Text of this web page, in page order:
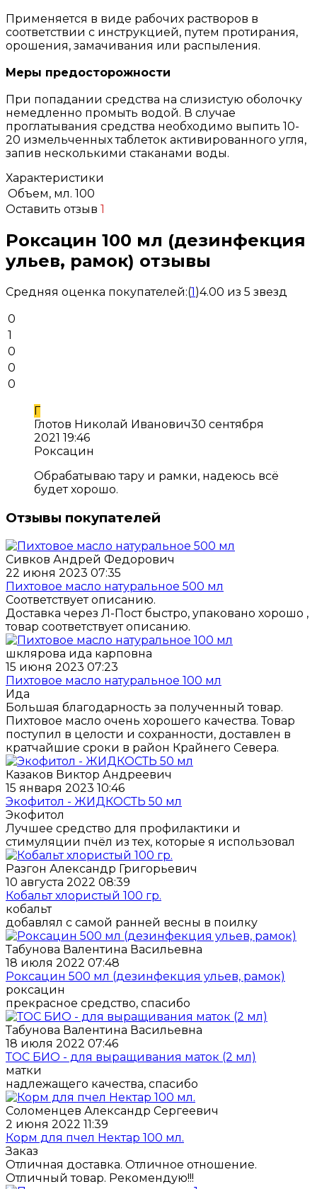
Применяется в виде рабочих растворов в
соответствии с инструкцией, путем протирания,
орошения, замачивания или распыления.
Меры предосторожности
При попадании средства на слизистую оболочку
немедленно промыть водой. В случае
проглатывания средства необходимо выпить 10-
20 измельченных таблеток активированного угля,
запив несколькими стаканами воды.
Характеристики
Объем, мл. 100
Оставить отзыв 1
Роксацин 100 мл (дезинфекция
ульев, рамок) отзывы
Средняя оценка покупателей:(1)4.00 из 5 звезд
0
1
0
0
0
Г
Глотов Николай Иванович30 сентября
2021 19:46
Роксацин
Обрабатываю тару и рамки, надеюсь всё
будет хорошо.
Отзывы покупателей
Сивков Андрей Федорович
22 июня 2023 07:35
Пихтовое масло натуральное 500 мл
Соответствует описанию.
Доставка через Л-Пост быстро, упаковано хорошо ,
товар соответствует описанию.
шклярова ида карповна
15 июня 2023 07:23
Пихтовое масло натуральное 100 мл
Ида
Большая благодарность за полученный товар.
Пихтовое масло очень хорошего качества. Товар
поступил в целости и сохранности, доставлен в
кратчайшие сроки в район Крайнего Севера.
Казаков Виктор Андреевич
15 января 2023 10:46
Экофитол - ЖИДКОСТЬ 50 мл
Экофитол
Лучшее средство для профилактики и
стимуляции пчёл из тех, которые я использовал
Разгон Александр Григорьевич
10 августа 2022 08:39
Кобальт хлористый 100 гр.
кобальт
добавлял с самой ранней весны в поилку
Табунова Валентина Васильевна
18 июля 2022 07:48
Роксацин 500 мл (дезинфекция ульев, рамок)
роксацин
прекрасное средство, спасибо
Табунова Валентина Васильевна
18 июля 2022 07:46
ТОС БИО - для выращивания маток (2 мл)
матки
надлежащего качества, спасибо
Соломенцев Александр Сергеевич
2 июня 2022 11:39
Корм для пчел Нектар 100 мл.
Заказ
Отличная доставка. Отличное отношение.
Отличный товар. Рекомендую!!!